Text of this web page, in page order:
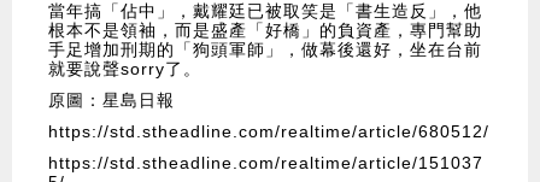
當年搞「佔中」，戴耀廷已被取笑是「書生造反」，他
根本不是領袖，而是盛產「好橋」的負資產，專門幫助
手足增加刑期的「狗頭軍師」，做幕後還好，坐在台前
就要說聲sorry了。
原圖：星島日報
https://std.stheadline.com/realtime/article/680512/
https://std.stheadline.com/realtime/article/151037